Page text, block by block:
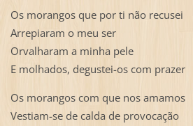
Os morangos que por ti não recusei
Arrepiaram o meu ser
Orvalharam a minha pele
E molhados, degustei-os com prazer
Os morangos com que nos amamos
Vestiam-se de calda de provocação